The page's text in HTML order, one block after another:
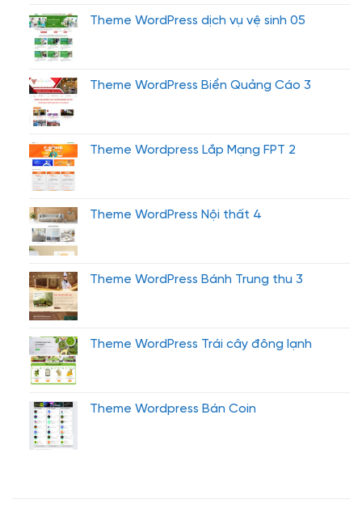
Theme WordPress dịch vụ vệ sinh 05
Theme WordPress Biển Quảng Cáo 3
Theme Wordpress Lắp Mạng FPT 2
Theme WordPress Nội thất 4
Theme WordPress Bánh Trung thu 3
Theme WordPress Trái cây đông lạnh
Theme Wordpress Bán Coin